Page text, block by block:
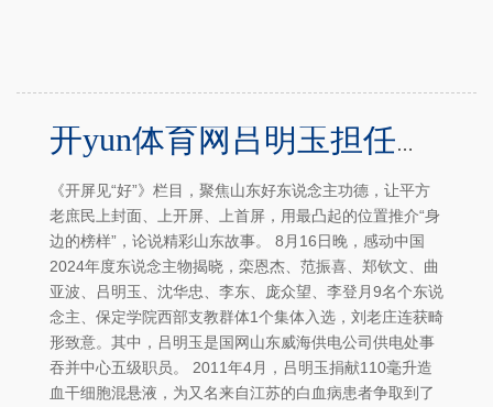
开yun体育网吕明玉担任文登区环山街说念孙家西山村驻村第一布告-半岛·体育(BOB)中国官方网站 登录入口
《开屏见“好”》栏目，聚焦山东好东说念主功德，让平方
老庶民上封面、上开屏、上首屏，用最凸起的位置推介“身
边的榜样”，论说精彩山东故事。 8月16日晚，感动中国
2024年度东说念主物揭晓，栾恩杰、范振喜、郑钦文、曲
亚波、吕明玉、沈华忠、李东、庞众望、李登月9名个东说
念主、保定学院西部支教群体1个集体入选，刘老庄连获畸
形致意。其中，吕明玉是国网山东威海供电公司供电处事
吞并中心五级职员。 2011年4月，吕明玉捐献110毫升造
血干细胞混悬液，为又名来自江苏的白血病患者争取到了